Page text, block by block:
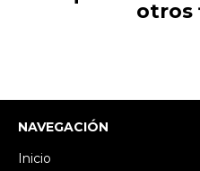
otros
NAVEGACIÓN
Inicio